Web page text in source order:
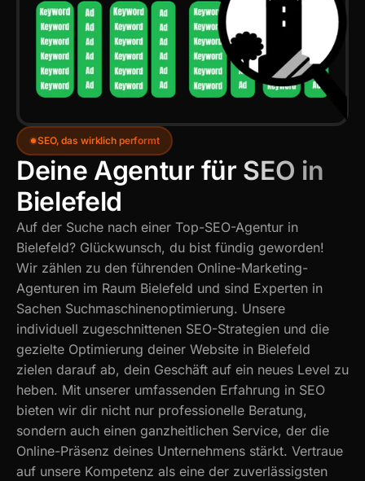
SEO, das wirklich performt
Deine Agentur für SEO in
Bielefeld
Auf der Suche nach einer Top-SEO-Agentur in
Bielefeld? Glückwunsch, du bist fündig geworden!
Wir zählen zu den führenden Online-Marketing-
Agenturen im Raum Bielefeld und sind Experten in
Sachen Suchmaschinenoptimierung. Unsere
individuell zugeschnittenen SEO-Strategien und die
gezielte Optimierung deiner Website in Bielefeld
zielen darauf ab, dein Geschäft auf ein neues Level zu
heben. Mit unserer umfassenden Erfahrung in SEO
bieten wir dir nicht nur professionelle Beratung,
sondern auch einen ganzheitlichen Service, der die
Online-Präsenz deines Unternehmens stärkt. Vertraue
auf unsere Kompetenz als eine der zuverlässigsten